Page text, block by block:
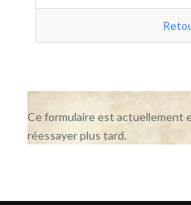
Ce formulaire est actuellement
réessayer plus tard.